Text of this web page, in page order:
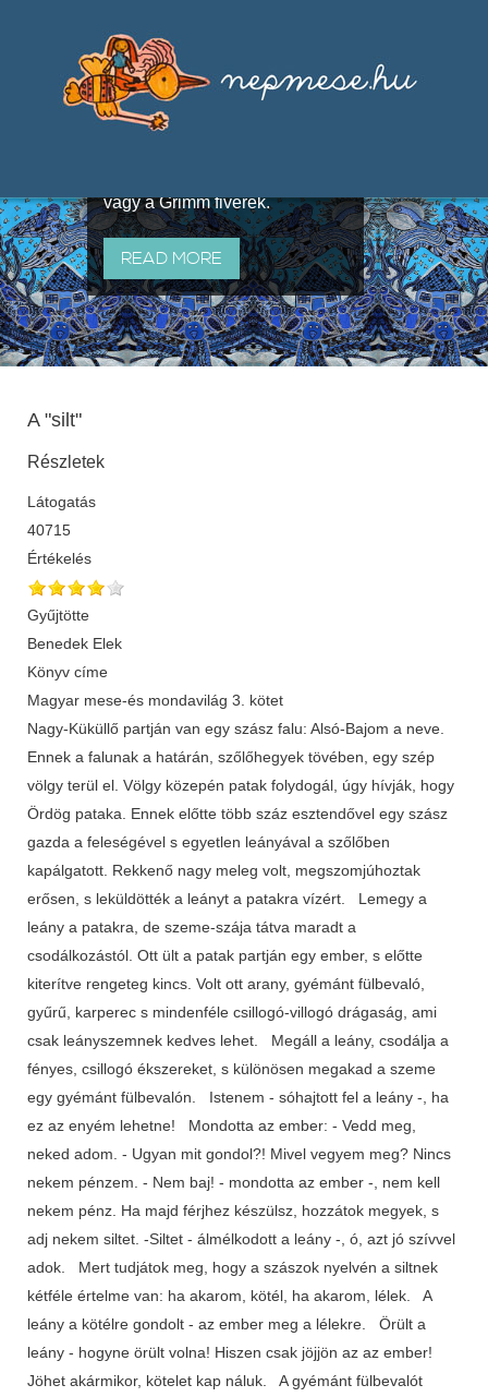
útján terjedő elbeszélésekből,
melyeket olyan ismert gyűjtők
állítottak össze, mint Benedek
vagy a Grimm fivérek.
READ MORE
A "silt"
Részletek
Látogatás
40715
Értékelés
Gyűjtötte
Benedek Elek
Könyv címe
Magyar mese-és mondavilág 3. kötet
Nagy-Küküllő partján van egy szász falu: Alsó-Bajom a neve.
Ennek a falunak a határán, szőlőhegyek tövében, egy szép
völgy terül el. Völgy közepén patak folydogál, úgy hívják, hogy
Ördög pataka. Ennek előtte több száz esztendővel egy szász
gazda a feleségével s egyetlen leányával a szőlőben
kapálgatott. Rekkenő nagy meleg volt, megszomjúhoztak
erősen, s leküldötték a leányt a patakra vízért. Lemegy a
leány a patakra, de szeme-szája tátva maradt a
csodálkozástól. Ott ült a patak partján egy ember, s előtte
kiterítve rengeteg kincs. Volt ott arany, gyémánt fülbevaló,
gyűrű, karperec s mindenféle csillogó-villogó drágaság, ami
csak leányszemnek kedves lehet. Megáll a leány, csodálja a
fényes, csillogó ékszereket, s különösen megakad a szeme
egy gyémánt fülbevalón. Istenem - sóhajtott fel a leány -, ha
ez az enyém lehetne! Mondotta az ember: - Vedd meg,
neked adom. - Ugyan mit gondol?! Mivel vegyem meg? Nincs
nekem pénzem. - Nem baj! - mondotta az ember -, nem kell
nekem pénz. Ha majd férjhez készülsz, hozzátok megyek, s
adj nekem siltet. -Siltet - álmélkodott a leány -, ó, azt jó szívvel
adok. Mert tudjátok meg, hogy a szászok nyelvén a siltnek
kétféle értelme van: ha akarom, kötél, ha akarom, lélek. A
leány a kötélre gondolt - az ember meg a lélekre. Örült a
leány - hogyne örült volna! Hiszen csak jöjjön az az ember!
Jöhet akármikor, kötelet kap náluk. A gyémánt fülbevalót